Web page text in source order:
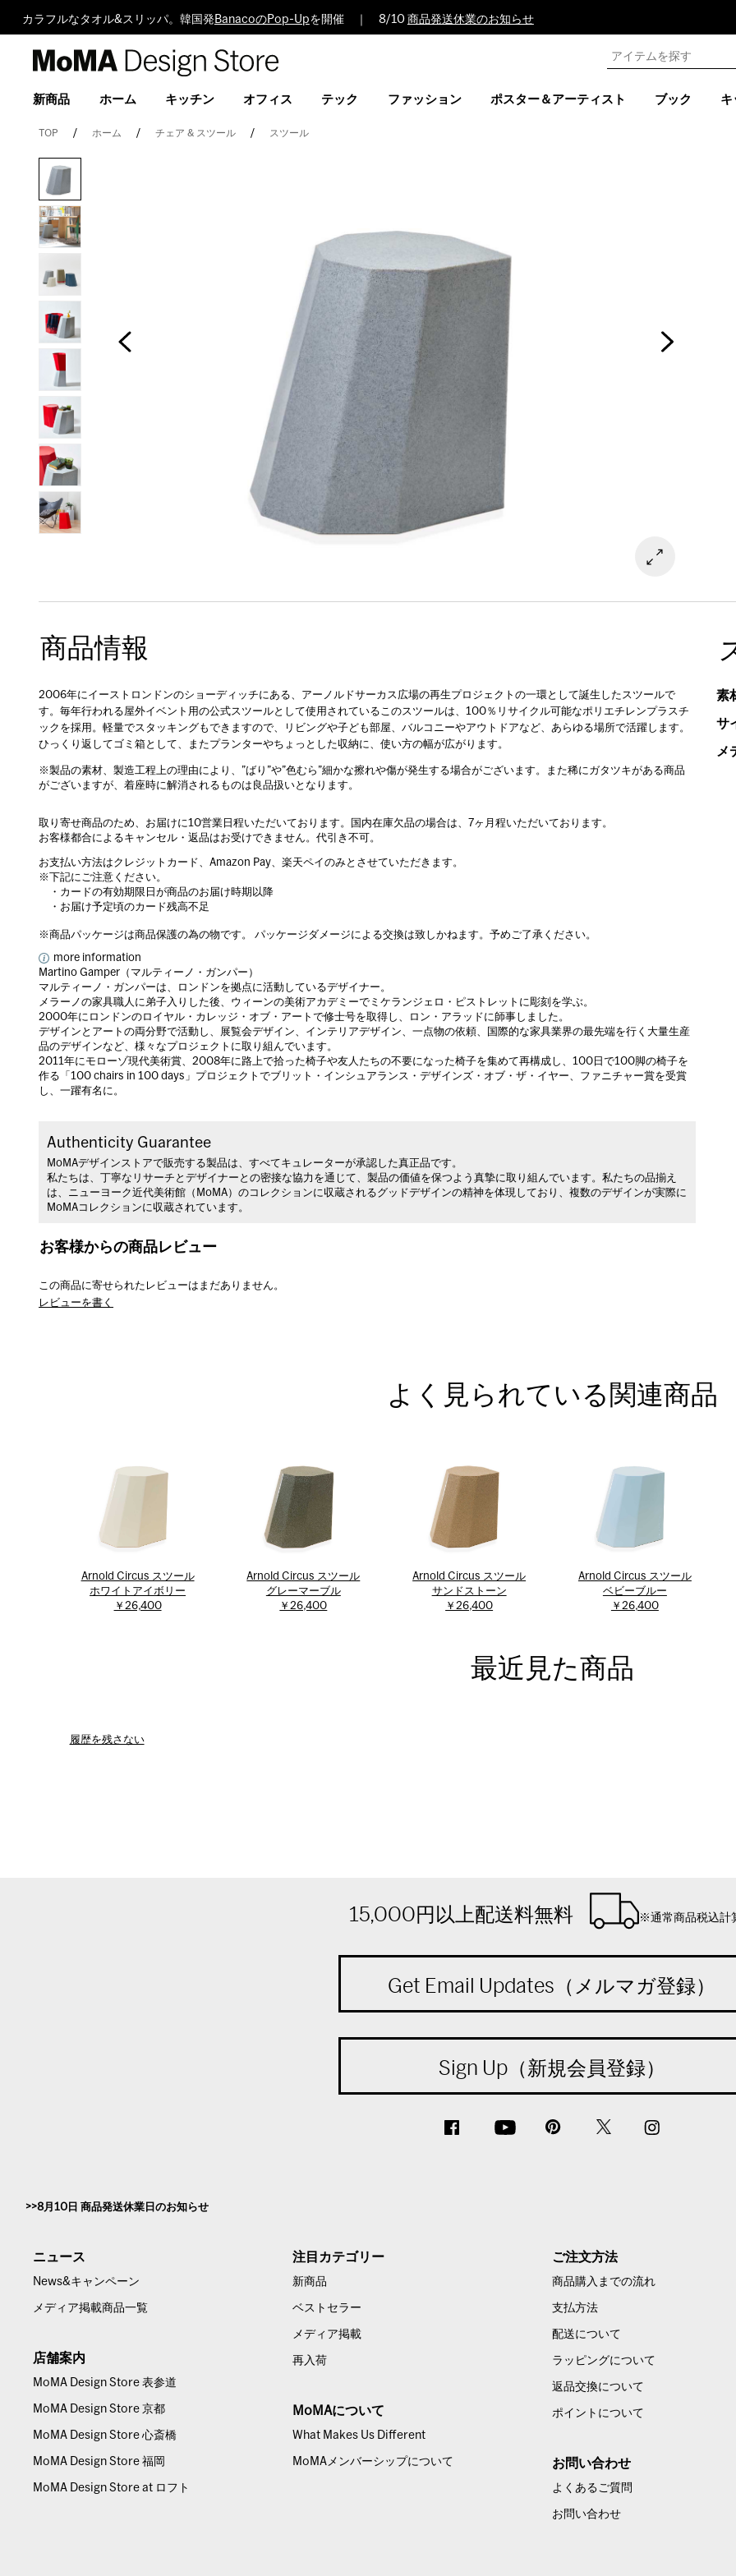
カラフルなタオル&スリッパ。韓国発 BanacoのPop-Upを開催 ｜ 8/10 商品発送休業のお知らせ
Design
新商品 ホーム キッチン オフィス テック ファッション ポスター＆アーティスト ブック キ
TOP ホーム チェア & スツール スツール
商品情報
2006年にイーストロンドンのショーディッチにある、アーノルドサーカス広場の再生プロジェクトの一環として誕生したスツールで
す。毎年行われる屋外イベント用の公式スツールとして使用されているこのスツールは、100％リサイクル可能なポリエチレンプラスチ
ックを採用。軽量でスタッキングもできますので、リビングや子ども部屋、バルコニーやアウトドアなど、あらゆる場所で活躍します。
ひっくり返してゴミ箱として、またプランターやちょっとした収納に、使い方の幅が広がります。
※製品の素材、製造工程上の理由により、”ばり”や”色むら”細かな擦れや傷が発生する場合がございます。また稀にガタツキがある商品
がございますが、着座時に解消されるものは良品扱いとなります。
取り寄せ商品のため、お届けに10営業日程いただいております。国内在庫欠品の場合は、7ヶ月程いただいております。
お客様都合によるキャンセル・返品はお受けできません。代引き不可。
お支払い方法はクレジットカード、Amazon Pay、楽天ペイのみとさせていただきます。
※下記にご注意ください。
・カードの有効期限日が商品のお届け時期以降
・お届け予定頃のカード残高不足
※商品パッケージは商品保護の為の物です。 パッケージダメージによる交換は致しかねます。予めご了承ください。
more information
Martino Gamper（マルティーノ・ガンパー）
マルティーノ・ガンパーは、ロンドンを拠点に活動しているデザイナー。
メラーノの家具職人に弟子入りした後、ウィーンの美術アカデミーでミケランジェロ・ピストレットに彫刻を学ぶ。
2000年にロンドンのロイヤル・カレッジ・オブ・アートで修士号を取得し、ロン・アラッドに師事しました。
デザインとアートの両分野で活動し、展覧会デザイン、インテリアデザイン、一点物の依頼、国際的な家具業界の最先端を行く大量生産
品のデザインなど、様々なプロジェクトに取り組んでいます。
2011年にモローゾ現代美術賞、2008年に路上で拾った椅子や友人たちの不要になった椅子を集めて再構成し、100日で100脚の椅子を
作る「100 chairs in 100 days」プロジェクトでブリット・インシュアランス・デザインズ・オブ・ザ・イヤー、ファニチャー賞を受賞
し、一躍有名に。
Authenticity Guarantee
MoMAデザインストアで販売する製品は、すべてキュレーターが承認した真正品です。
私たちは、丁寧なリサーチとデザイナーとの密接な協力を通じて、製品の価値を保つよう真摯に取り組んでいます。私たちの品揃え
は、ニューヨーク近代美術館（MoMA）のコレクションに収蔵されるグッドデザインの精神を体現しており、複数のデザインが実際に
MoMAコレクションに収蔵されています。
素
サ
メ
お客様からの商品レビュー
この商品に寄せられたレビューはまだありません。
レビューを書く
よく見られている関連商品
Arnold Circus スツール
ホワイトアイボリー
￥26,400
Arnold Circus スツール
グレーマーブル
￥26,400
Arnold Circus スツール
サンドストーン
￥26,400
Arnold Circus スツール
ベビーブルー
￥26,400
最近見た商品
履歴を残さない
15,000円以上配送料無料 ※通常商品税込計
Get Email Updates（メルマガ登録）
Sign Up（新規会員登録）
8月10日 商品発送休業日のお知らせ
ニュース
News&キャンペーン
メディア掲載商品一覧
店舗案内
MoMA Design Store 表参道
MoMA Design Store 京都
MoMA Design Store 心斎橋
MoMA Design Store 福岡
MoMA Design Store at ロフト
注目カテゴリー
新商品
ベストセラー
メディア掲載
再入荷
MoMAについて
What Makes Us Different
MoMAメンバーシップについて
ご注文方法
商品購入までの流れ
支払方法
配送について
ラッピングについて
返品交換について
ポイントについて
お問い合わせ
よくあるご質問
お問い合わせ